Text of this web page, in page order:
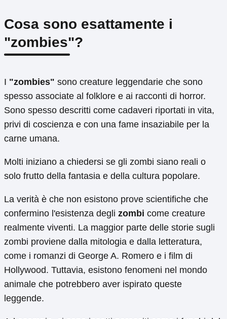
Cosa sono esattamente i
"zombies"?
I "zombies" sono creature leggendarie che sono
spesso associate al folklore e ai racconti di horror.
Sono spesso descritti come cadaveri riportati in vita,
privi di coscienza e con una fame insaziabile per la
carne umana.
Molti iniziano a chiedersi se gli zombi siano reali o
solo frutto della fantasia e della cultura popolare.
La verità è che non esistono prove scientifiche che
confermino l'esistenza degli zombi come creature
realmente viventi. La maggior parte delle storie sugli
zombi proviene dalla mitologia e dalla letteratura,
come i romanzi di George A. Romero e i film di
Hollywood. Tuttavia, esistono fenomeni nel mondo
animale che potrebbero aver ispirato queste
leggende.